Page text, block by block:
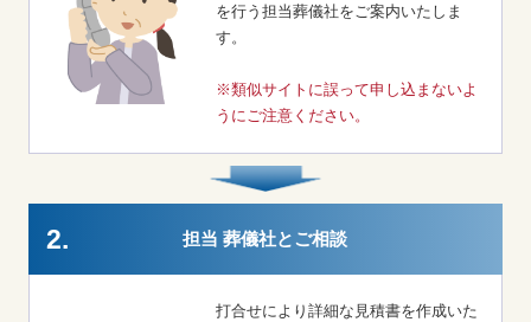
を行う担当葬儀社をご案内いたしま
す。
※類似サイトに誤って申し込まないよ
うにご注意ください。
2. 担当 葬儀社とご相談
打合せにより詳細な見積書を作成いた